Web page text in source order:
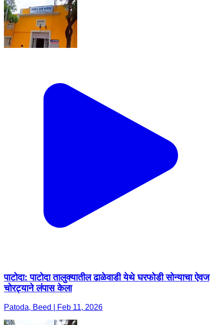
पाटोदा: पाटोदा तालुक्यातील ढाळेवाडी येथे घरफोडी सोन्याचा ऐवज
चोरट्याने लंपास केला
Patoda, Beed | Feb 11, 2026